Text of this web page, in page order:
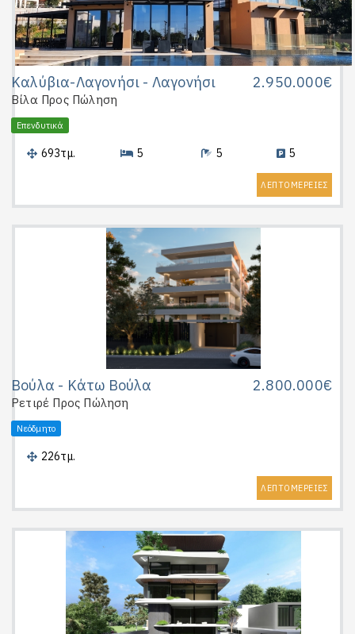
Καλύβια-Λαγονήσι - Λαγονήσι 2.950.000€
ΒίλαΠρος Πώληση
Επενδυτικά
693τμ. 5 5 5
ΛΕΠΤΟΜΕΡΕΙΕΣ
Βούλα - Κάτω Βούλα 2.800.000€
Ρετιρέ Προς Πώληση
Νεόδμητο
226τμ.
ΛΕΠΤΟΜΕΡΕΙΕΣ